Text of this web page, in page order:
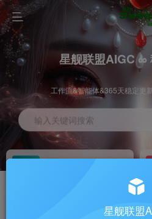
星舰联盟AIGC ∞
工作流&智能体&365天稳定更
输入关键词搜索
加入会员
每周免费工作流体验
星舰联盟